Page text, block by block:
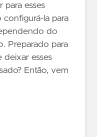
para esses
configurá-la para
do
Preparado para
deixar esses
Então, vem